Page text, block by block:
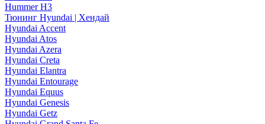
Hummer H3
Тюнинг Hyundai | Хендай
Hyundai Accent
Hyundai Atos
Hyundai Azera
Hyundai Creta
Hyundai Elantra
Hyundai Entourage
Hyundai Equus
Hyundai Genesis
Hyundai Getz